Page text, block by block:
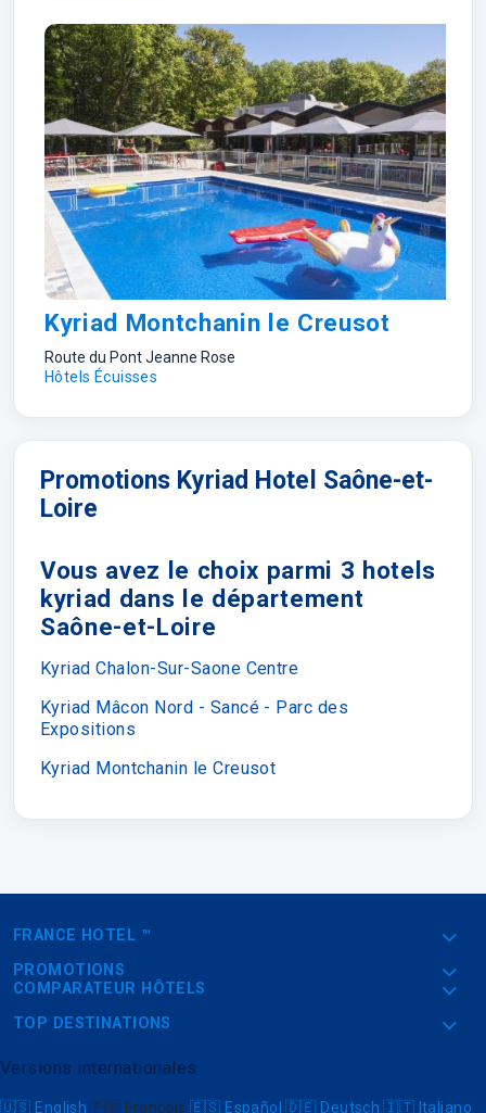
Kyriad Montchanin le Creusot
Route du Pont Jeanne Rose
Hôtels Écuisses
Promotions Kyriad Hotel Saône-et-
Loire
Vous avez le choix parmi 3 hotels
kyriad dans le département
Saône-et-Loire
Kyriad Chalon-Sur-Saone Centre
Kyriad Mâcon Nord - Sancé - Parc des
Expositions
Kyriad Montchanin le Creusot
FRANCE HOTEL ™
COMPARATEUR HÔTELS
TOP DESTINATIONS
PROMOTIONS
Versions internationales
🇺🇸 English 🇫🇷 Français 🇪🇸 Español 🇩🇪 Deutsch 🇮🇹 Italiano